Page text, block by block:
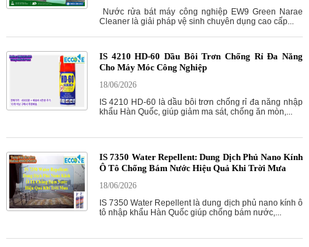
Nước rửa bát máy công nghiệp EW9 Green Narae
Cleaner là giải pháp vệ sinh chuyên dụng cao cấp...
IS 4210 HD-60 Dầu Bôi Trơn Chống Rỉ Đa Năng
Cho Máy Móc Công Nghiệp
18/06/2026
IS 4210 HD-60 là dầu bôi trơn chống rỉ đa năng nhập
khẩu Hàn Quốc, giúp giảm ma sát, chống ăn mòn,...
IS 7350 Water Repellent: Dung Dịch Phủ Nano Kính
Ô Tô Chống Bám Nước Hiệu Quả Khi Trời Mưa
18/06/2026
IS 7350 Water Repellent là dung dịch phủ nano kính ô
tô nhập khẩu Hàn Quốc giúp chống bám nước,...